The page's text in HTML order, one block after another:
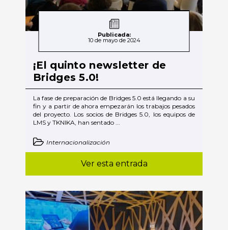
Publicada:
10 de mayo de 2024
¡El quinto newsletter de
Bridges 5.0!
La fase de preparación de Bridges 5.0 está llegando a su
fin y a partir de ahora empezarán los trabajos pesados
del proyecto. Los socios de Bridges 5.0, los equipos de
LMS y TKNIKA, han sentado ...
Internacionalización
Ver esta entrada